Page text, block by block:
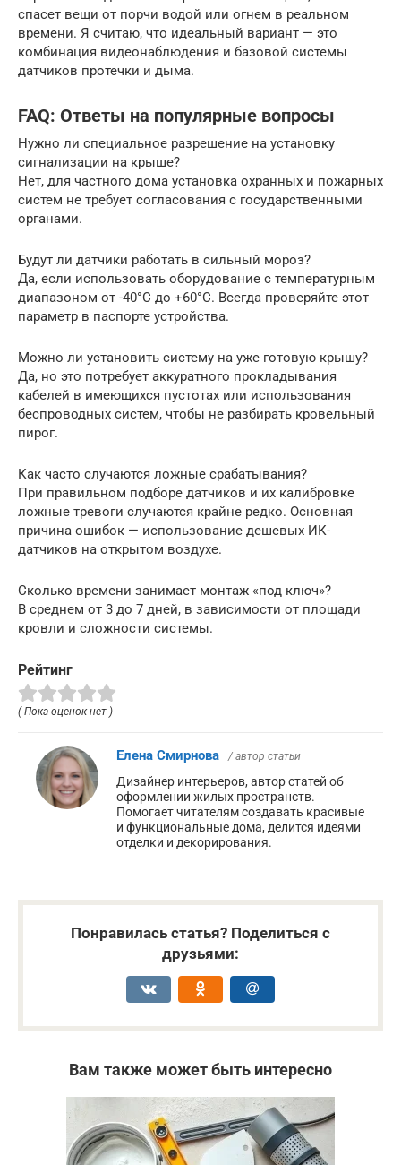
спасет вещи от порчи водой или огнем в реальном
времени. Я считаю, что идеальный вариант — это
комбинация видеонаблюдения и базовой системы
датчиков протечки и дыма.
FAQ: Ответы на популярные вопросы
Нужно ли специальное разрешение на установку
сигнализации на крыше?
Нет, для частного дома установка охранных и пожарных
систем не требует согласования с государственными
органами.
Будут ли датчики работать в сильный мороз?
Да, если использовать оборудование с температурным
диапазоном от -40°C до +60°C. Всегда проверяйте этот
параметр в паспорте устройства.
Можно ли установить систему на уже готовую крышу?
Да, но это потребует аккуратного прокладывания
кабелей в имеющихся пустотах или использования
беспроводных систем, чтобы не разбирать кровельный
пирог.
Как часто случаются ложные срабатывания?
При правильном подборе датчиков и их калибровке
ложные тревоги случаются крайне редко. Основная
причина ошибок — использование дешевых ИК-
датчиков на открытом воздухе.
Сколько времени занимает монтаж «под ключ»?
В среднем от 3 до 7 дней, в зависимости от площади
кровли и сложности системы.
Рейтинг
( Пока оценок нет )
Елена Смирнова / автор статьи
Дизайнер интерьеров, автор статей об
оформлении жилых пространств.
Помогает читателям создавать красивые
и функциональные дома, делится идеями
отделки и декорирования.
Понравилась статья? Поделиться с
друзьями:
Вам также может быть интересно